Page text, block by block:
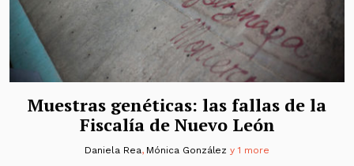
Muestras genéticas: las fallas de la
Fiscalía de Nuevo León
Daniela Rea, Mónica González y 1 more